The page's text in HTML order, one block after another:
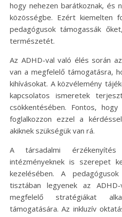
hogy nehezen barátkoznak, és
közösségbe. Ezért kiemelten
pedagógusok támogassák
természetét.
Az ADHD-val való élés során
van a megfelelő támogatásra,
kihívásokat. A közvélemény
kapcsolatos ismeretek
csökkentésében. Fontos,
foglalkozzon ezzel a
akiknek szükségük van rá.
A társadalmi
intézményeknek is szerepet
kezelésében. A
tisztában legyenek az
megfelelő stratégiákat
támogatására. Az inkluzív